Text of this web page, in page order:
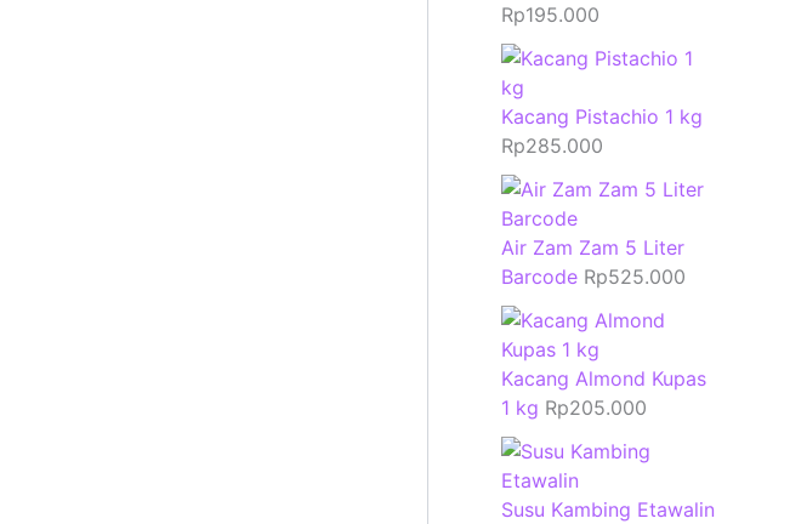
Rp195.000
Kacang Pistachio 1 kg
Rp285.000
Air Zam Zam 5 Liter
Barcode Rp525.000
Kacang Almond Kupas
1 kg Rp205.000
Susu Kambing Etawalin